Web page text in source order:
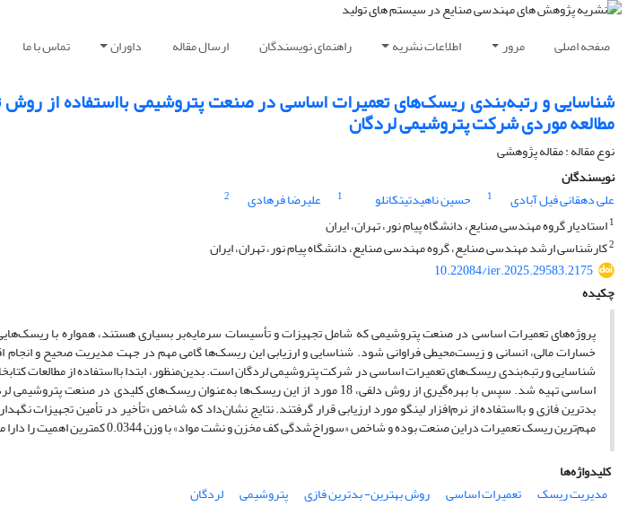
صفحه اصلی مرور اطلاعات نشریه راهنمای نویسندگان ارسال مقاله داوران تماس با ما
شناسایی و رتبه‌بندی ریسک‌های تعمیرات اساسی در صنعت پتروشیمی بااستفاده از روش
مطالعه موردی شرکت پتروشیمی لردگان
نوع مقاله : مقاله پژوهشی
نویسندگان
علی دهقانی فیل آبادی
1 حسین ناهیدتیتکانلو 1 علیرضا فرهادی
2
1استادیار گروه مهندسی صنایع، دانشگاه پیام نور، تهران، ایران
2کارشناسی ارشد مهندسی صنایع، گروه مهندسی صنایع، دانشگاه پیام نور، تهران، ایران
10.22084/ier.2025.29583.2175
چکیده
پروژه‌های تعمیرات اساسی در صنعت پتروشیمی که شامل تجهیزات و تأسیسات سرمایه‌بر بسیاری هستند، همواره با
خسارات مالی، انسانی و زیست‌محیطی فراوانی شود. شناسایی و ارزیابی این ریسک‌ها گامی مهم در جهت مدیریت صحیح و
شناسایی و رتبه‌بندی ریسک‌های تعمیرات اساسی در شرکت پتروشیمی لردگان است. بدین‌منظور، ابتدا بااستفاده از مطالعات
اساسی تهیه شد. سپس با بهره‌گیری از روش دلفی، 18 مورد از این ریسک‌ها به‌عنوان ریسک‌های
مهم‌ترین ریسک تعمیرات دراین صنعت بوده و شاخص «سوراخ‌شدگی کف مخزن و نشت مواد» با وزن 0.0344 کمترین اهمیت را دارا می‌باشد.
کلیدواژه‌ها
مدیریت ریسک
تعمیرات اساسی روش بهترین- بدترین فازی پتروشیمی
لردگان